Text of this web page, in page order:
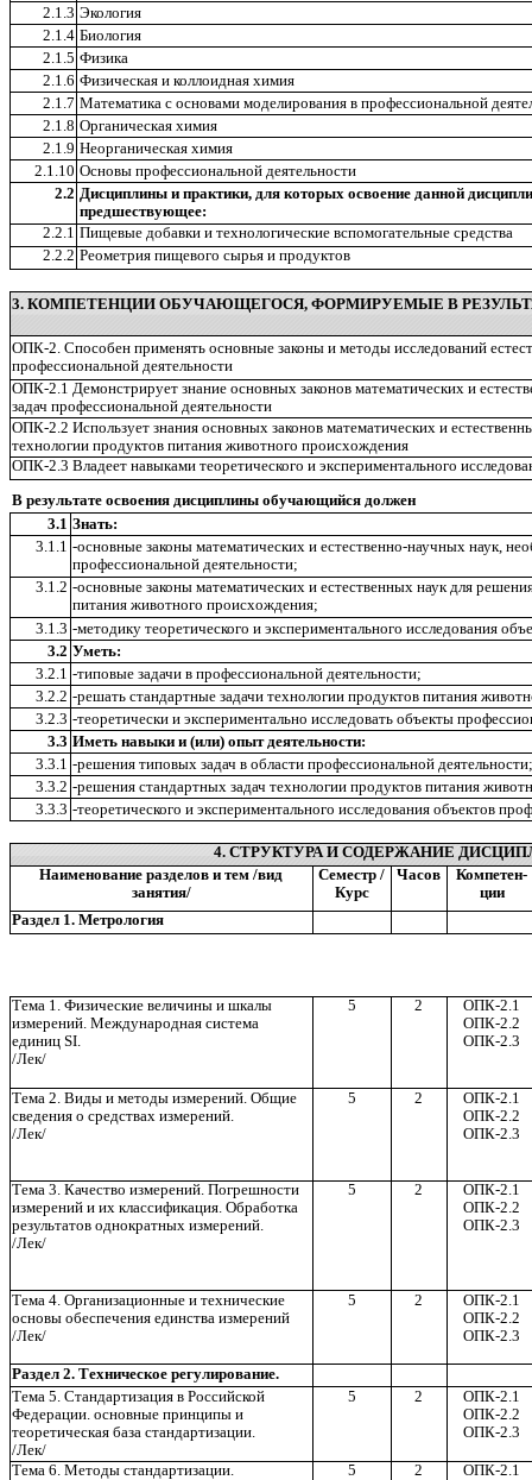
2.1.3 Экология
2.1.4 Биология
2.1.5 Физика
2.1.6 Физическая и коллоидная химия
2.1.7 Математика с основами моделирования в профессиональной
2.1.8 Органическая химия
2.1.9 Неорганическая химия
2.1.10 Основы профессиональной деятельности
2.2 Дисциплины и практики, для которых освоение данной
предшествующее:
2.2.1 Пищевые добавки и технологические вспомогательные средства
2.2.2 Реометрия пищевого сырья и продуктов
3. КОМПЕТЕНЦИИ ОБУЧАЮЩЕГОСЯ, ФОРМИРУЕМЫЕ В
ОПК-2. Способен применять основные законы и методы исследований
профессиональной деятельности
ОПК-2.1 Демонстрирует знание основных законов математических и
задач профессиональной деятельности
ОПК-2.2 Использует знания основных законов математических и
технологии продуктов питания животного происхождения
ОПК-2.3 Владеет навыками теоретического и экспериментального
В результате освоения дисциплины обучающийся должен
3.1 Знать:
3.1.1 -основные законы математических и естественно-научных наук,
профессиональной деятельности;
3.1.2 -основные законы математических и естественных наук для
питания животного происхождения;
3.1.3 -методику теоретического и экспериментального исследования
3.2 Уметь:
3.2.1 -типовые задачи в профессиональной деятельности;
3.2.2 -решать стандартные задачи технологии продуктов питания
3.2.3 -теоретически и экспериментально исследовать объекты
3.3 Иметь навыки и (или) опыт деятельности:
3.3.1 -решения типовых задач в области профессиональной
3.3.2 -решения стандартных задач технологии продуктов питания
3.3.3 -теоретического и экспериментального исследования объектов
Наименование разделов и тем /вид
занятия/
Часов
Компетен-
ции
Семестр /
Курс
4. СТРУКТУРА И СОДЕРЖАНИЕ
Раздел 1. Метрология
Тема 1. Физические величины и шкалы
измерений. Международная система
единиц SI.
/Лек/
2
ОПК-2.1
ОПК-2.2
ОПК-2.3
5
Тема 2. Виды и методы измерений. Общие
сведения о средствах измерений.
/Лек/
2
ОПК-2.1
ОПК-2.2
ОПК-2.3
5
Тема 3. Качество измерений. Погрешности
измерений и их классификация. Обработка
результатов однократных измерений.
/Лек/
2
ОПК-2.1
ОПК-2.2
ОПК-2.3
5
Тема 4. Организационные и технические
основы обеспечения единства измерений
/Лек/
2
ОПК-2.1
ОПК-2.2
ОПК-2.3
5
Раздел 2. Техническое регулирование.
Тема 5. Стандартизация в Российской
Федерации. основные принципы и
теоретическая база стандартизации.
/Лек/
2
ОПК-2.1
ОПК-2.2
ОПК-2.3
5
Тема 6. Методы стандартизации.
2
ОПК-2.1
5